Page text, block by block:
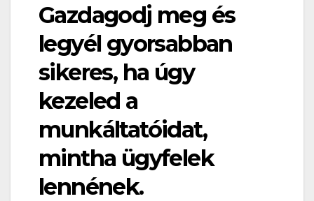
Gazdagodj meg és
legyél gyorsabban
sikeres, ha úgy
kezeled a
munkáltatóidat,
mintha ügyfelek
lennének.